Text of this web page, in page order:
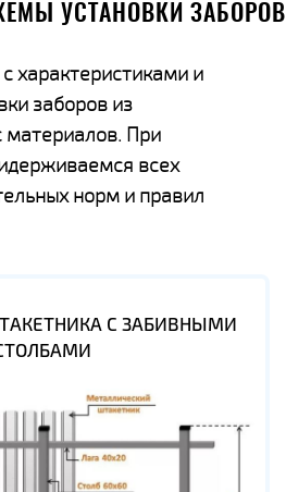
УСТАНОВКИ ЗАБОРОВ
характеристиками и
заборов из
При
всех
норм и правил
С ЗАБИВНЫМИ